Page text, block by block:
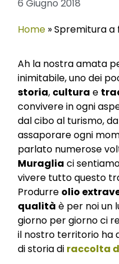
6 Giugno 2018
Home »Spremitura a
Ah la nostra amata
inimitabile, uno dei
storia, cultura e
convivere in ogni
dal cibo al turismo,
assaporare ogni
parlato numerose
Muraglia ci
vivere tutto questo
Produrre olio
qualità è per noi un
giorno per giorno ci
il nostro territorio ha
di storia di raccolta